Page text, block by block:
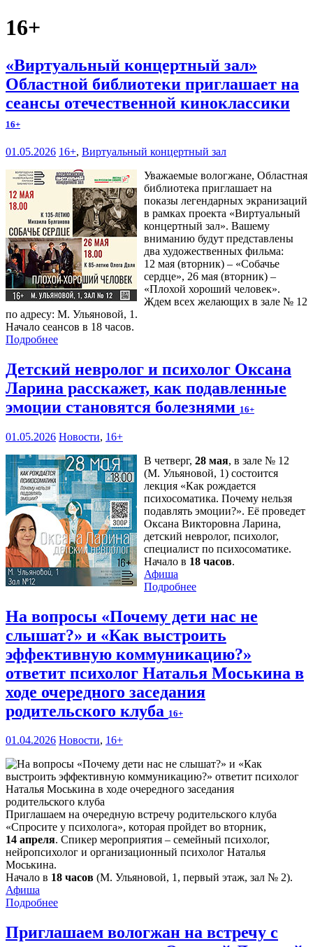
16+
«Виртуальный концертный зал»
Областной библиотеки приглашает на
сеансы отечественной киноклассики
16+
01.05.2026 16+, Виртуальный концертный зал
Уважаемые вологжане, Областная
библиотека приглашает на
показы легендарных экранизаций
в рамках проекта «Виртуальный
концертный зал». Вашему
вниманию будут представлены
два художественных фильма:
12 мая (вторник) – «Собачье
сердце», 26 мая (вторник) –
«Плохой хороший человек».
Ждем всех желающих в зале № 12
по адресу: М. Ульяновой, 1.
Начало сеансов в 18 часов.
Подробнее
Детский невролог и психолог Оксана
Ларина расскажет, как подавленные
эмоции становятся болезнями 16+
01.05.2026 Новости, 16+
В четверг, 28 мая, в зале № 12
(М. Ульяновой, 1) состоится
лекция «Как рождается
психосоматика. Почему нельзя
подавлять эмоции?». Её проведет
Оксана Викторовна Ларина,
детский невролог, психолог,
специалист по психосоматике.
Начало в 18 часов.
Афиша
Подробнее
На вопросы «Почему дети нас не
слышат?» и «Как выстроить
эффективную коммуникацию?»
ответит психолог Наталья Моськина в
ходе очередного заседания
родительского клуба 16+
01.04.2026 Новости, 16+
Приглашаем на очередную встречу родительского клуба
«Спросите у психолога», которая пройдет во вторник,
14 апреля. Спикер мероприятия – семейный психолог,
нейропсихолог и организационный психолог Наталья
Моськина.
Начало в 18 часов (М. Ульяновой, 1, первый этаж, зал № 2).
Афиша
Подробнее
Приглашаем вологжан на встречу с